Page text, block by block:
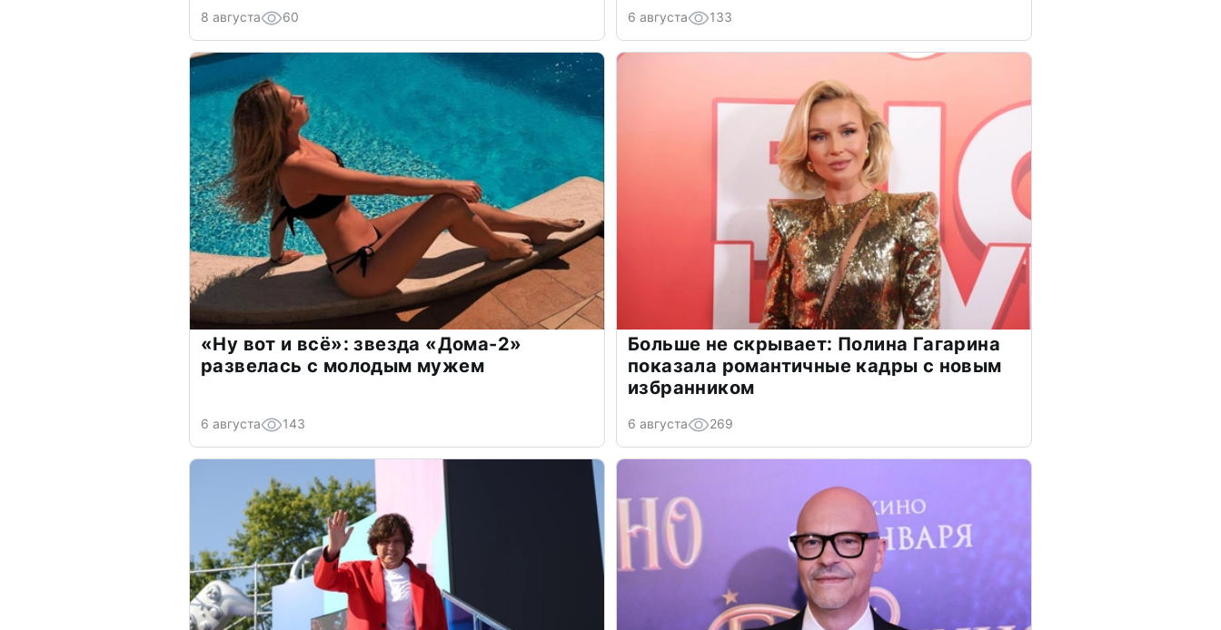
8 августа 60 6 августа 133
«Ну вот и всё»: звезда «Дома-2»
развелась с молодым мужем
6 августа 143
Больше не скрывает: Полина Гагарина
показала романтичные кадры с новым
избранником
6 августа 269